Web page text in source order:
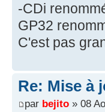
-CDi
GP32
C'est pas
Re: Mise à
par bejito » 08